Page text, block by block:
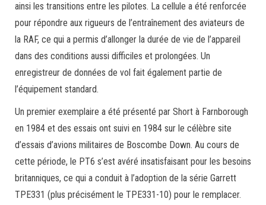
ainsi les transitions entre les pilotes. La cellule a été renforcée
pour répondre aux rigueurs de l’entraînement des aviateurs de
la RAF, ce qui a permis d’allonger la durée de vie de l’appareil
dans des conditions aussi difficiles et prolongées. Un
enregistreur de données de vol fait également partie de
l’équipement standard.
Un premier exemplaire a été présenté par Short à Farnborough
en 1984 et des essais ont suivi en 1984 sur le célèbre site
d’essais d’avions militaires de Boscombe Down. Au cours de
cette période, le PT6 s’est avéré insatisfaisant pour les besoins
britanniques, ce qui a conduit à l’adoption de la série Garrett
TPE331 (plus précisément le TPE331-10) pour le remplacer.